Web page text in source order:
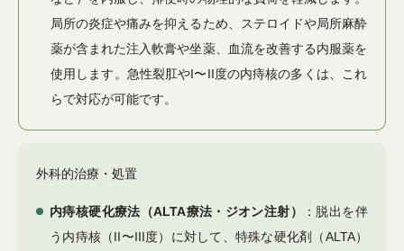
局所の炎症や痛みを抑えるため、ステロイドや局所麻酔
薬が含まれた注入軟膏や坐薬、血流を改善する内服薬を
使用します。急性裂肛やI〜II度の内痔核の多くは、これ
らで対応が可能です。
外科的治療・処置
内痔核硬化療法（ALTA療法・ジオン注射）
：脱出を伴
う内痔核（II〜III度）に対して、特殊な硬化剤（ALTA）